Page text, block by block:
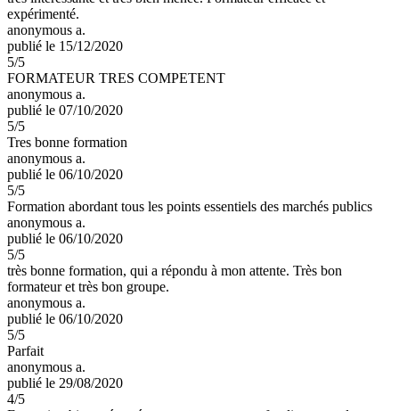
expérimenté.
anonymous a.
publié le 15/12/2020
5/5
FORMATEUR TRES COMPETENT
anonymous a.
publié le 07/10/2020
5/5
Tres bonne formation
anonymous a.
publié le 06/10/2020
5/5
Formation abordant tous les points essentiels des marchés publics
anonymous a.
publié le 06/10/2020
5/5
très bonne formation, qui a répondu à mon attente. Très bon
formateur et très bon groupe.
anonymous a.
publié le 06/10/2020
5/5
Parfait
anonymous a.
publié le 29/08/2020
4/5